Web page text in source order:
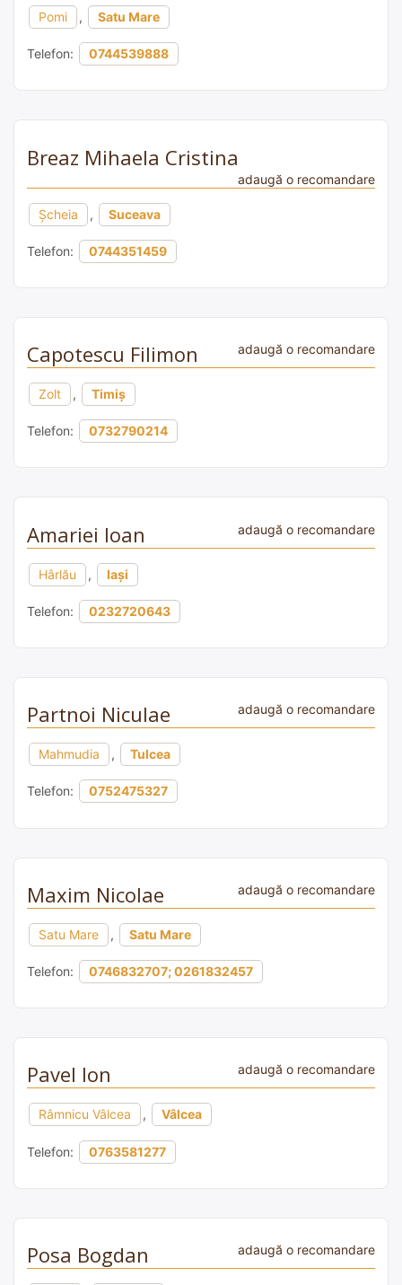
Pomi , Satu Mare
Telefon: 0744539888
Breaz Mihaela Cristina
adaugă o recomandare
Şcheia , Suceava
Telefon: 0744351459
Capotescu Filimon adaugă o recomandare
Zolt , Timiș
Telefon: 0732790214
Amariei Ioan adaugă o recomandare
Hârlău , Iași
Telefon: 0232720643
Partnoi Niculae adaugă o recomandare
Mahmudia , Tulcea
Telefon: 0752475327
Maxim Nicolae adaugă o recomandare
Satu Mare , Satu Mare
Telefon: 0746832707; 0261832457
Pavel Ion adaugă o recomandare
Râmnicu Vâlcea , Vâlcea
Telefon: 0763581277
Posa Bogdan adaugă o recomandare